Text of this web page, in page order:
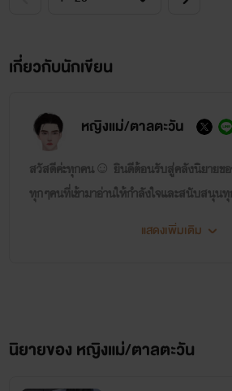
เกี่ยวกับนักเขียน
หญิงแม่/ตาลตะวัน
สวัสดีค่ะทุกคน☺️ ยินดีต้อนรับสู่คลังนิยายข
ทุกๆคนที่เข้ามาอ่านให้กำลังใจและสนับสนุน
เรียนรู้สิ่งใหม่ๆแล้วก็จะพัฒนาออกมาเป็นผลง
ไลน์ ID:Panudda2468felm77
แสดงเพิ่มเติม
นิยายของ หญิงแม่/ตาลตะวัน